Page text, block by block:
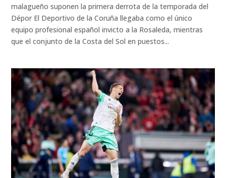
malagueño suponen la primera derrota de la temporada del
Dépor El Deportivo de la Coruña llegaba como el único
equipo profesional español invicto a la Rosaleda, mientras
que el conjunto de la Costa del Sol en puestos...